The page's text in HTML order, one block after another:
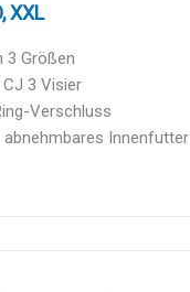
XXL
3 Größen
3 Visier
Verschluss
Innenfutter